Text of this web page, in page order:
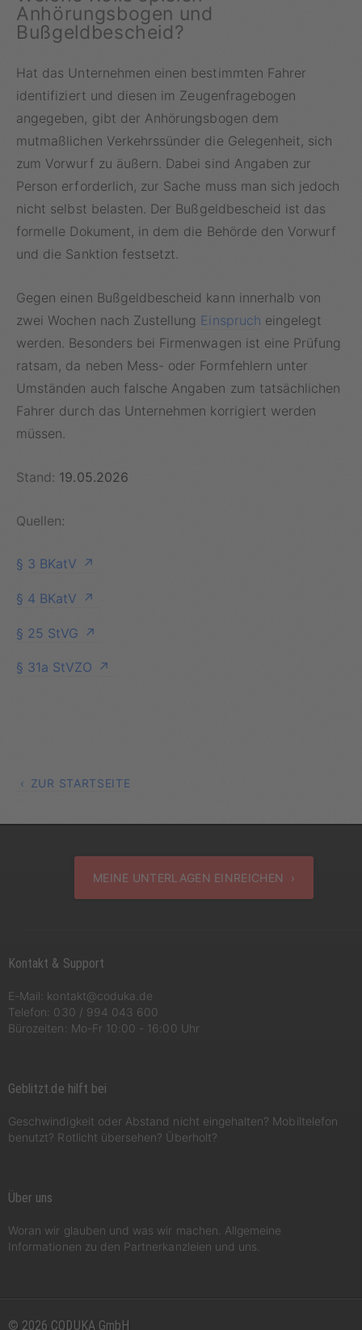
Anhörungsbogen und
Bußgeldbescheid?
Hat das Unternehmen einen bestimmten Fahrer
identifiziert und diesen im Zeugenfragebogen
angegeben, gibt der Anhörungsbogen dem
mutmaßlichen Verkehrssünder die Gelegenheit, sich
zum Vorwurf zu äußern. Dabei sind Angaben zur
Person erforderlich, zur Sache muss man sich jedoch
nicht selbst belasten. Der Bußgeldbescheid ist das
formelle Dokument, in dem die Behörde den Vorwurf
und die Sanktion festsetzt.
Gegen einen Bußgeldbescheid kann innerhalb von
zwei Wochen nach Zustellung Einspruch eingelegt
werden. Besonders bei Firmenwagen ist eine Prüfung
ratsam, da neben Mess- oder Formfehlern unter
Umständen auch falsche Angaben zum tatsächlichen
Fahrer durch das Unternehmen korrigiert werden
müssen.
Stand: 19.05.2026
Quellen:
§ 3 BKatV
§ 4 BKatV
§ 25 StVG
§ 31a StVZO
ZUR STARTSEITE
MEINE UNTERLAGEN EINREICHEN ›
Kontakt & Support
E-Mail: kontakt@coduka.de
Telefon: 030 / 994 043 600
Bürozeiten: Mo-Fr 10:00 - 16:00 Uhr
Geblitzt.de hilft bei
Geschwindigkeit oder Abstand nicht eingehalten? Mobiltelefon
benutzt? Rotlicht übersehen? Überholt?
Über uns
Woran wir glauben und was wir machen. Allgemeine
Informationen zu den Partnerkanzleien und uns.
© 2026 CODUKA GmbH